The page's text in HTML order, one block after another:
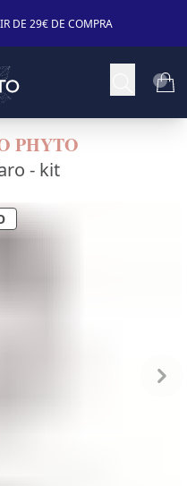
DE 29€ DE COMPRA
PHYTO
- kit